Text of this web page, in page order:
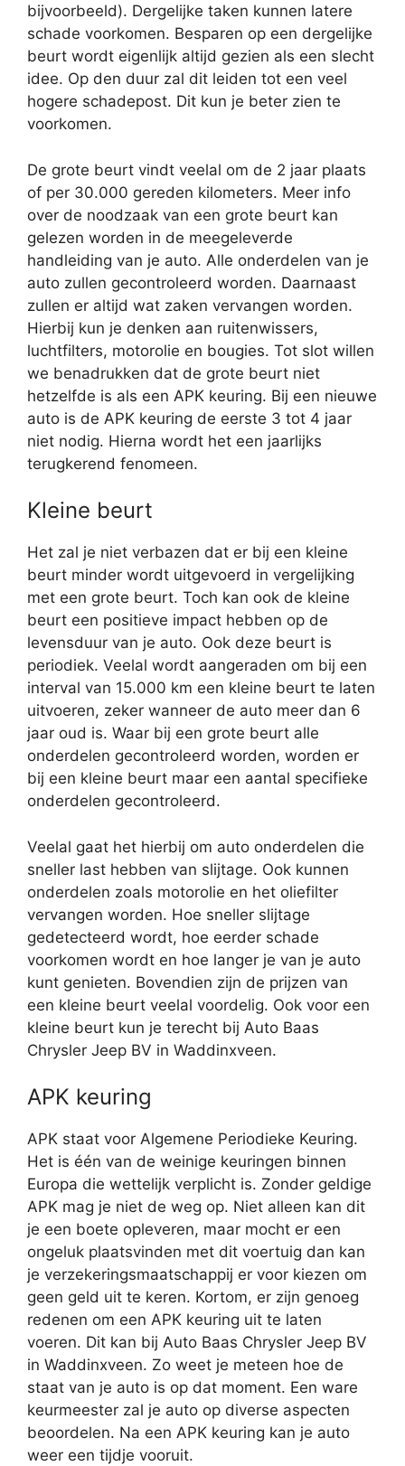
bijvoorbeeld). Dergelijke taken kunnen latere
schade voorkomen. Besparen op een dergelijke
beurt wordt eigenlijk altijd gezien als een slecht
idee. Op den duur zal dit leiden tot een veel
hogere schadepost. Dit kun je beter zien te
voorkomen.
De grote beurt vindt veelal om de 2 jaar plaats
of per 30.000 gereden kilometers. Meer info
over de noodzaak van een grote beurt kan
gelezen worden in de meegeleverde
handleiding van je auto. Alle onderdelen van je
auto zullen gecontroleerd worden. Daarnaast
zullen er altijd wat zaken vervangen worden.
Hierbij kun je denken aan ruitenwissers,
luchtfilters, motorolie en bougies. Tot slot willen
we benadrukken dat de grote beurt niet
hetzelfde is als een APK keuring. Bij een nieuwe
auto is de APK keuring de eerste 3 tot 4 jaar
niet nodig. Hierna wordt het een jaarlijks
terugkerend fenomeen.
Kleine beurt
Het zal je niet verbazen dat er bij een kleine
beurt minder wordt uitgevoerd in vergelijking
met een grote beurt. Toch kan ook de kleine
beurt een positieve impact hebben op de
levensduur van je auto. Ook deze beurt is
periodiek. Veelal wordt aangeraden om bij een
interval van 15.000 km een kleine beurt te laten
uitvoeren, zeker wanneer de auto meer dan 6
jaar oud is. Waar bij een grote beurt alle
onderdelen gecontroleerd worden, worden er
bij een kleine beurt maar een aantal specifieke
onderdelen gecontroleerd.
Veelal gaat het hierbij om auto onderdelen die
sneller last hebben van slijtage. Ook kunnen
onderdelen zoals motorolie en het oliefilter
vervangen worden. Hoe sneller slijtage
gedetecteerd wordt, hoe eerder schade
voorkomen wordt en hoe langer je van je auto
kunt genieten. Bovendien zijn de prijzen van
een kleine beurt veelal voordelig. Ook voor een
kleine beurt kun je terecht bij Auto Baas
Chrysler Jeep BV in Waddinxveen.
APK keuring
APK staat voor Algemene Periodieke Keuring.
Het is één van de weinige keuringen binnen
Europa die wettelijk verplicht is. Zonder geldige
APK mag je niet de weg op. Niet alleen kan dit
je een boete opleveren, maar mocht er een
ongeluk plaatsvinden met dit voertuig dan kan
je verzekeringsmaatschappij er voor kiezen om
geen geld uit te keren. Kortom, er zijn genoeg
redenen om een APK keuring uit te laten
voeren. Dit kan bij Auto Baas Chrysler Jeep BV
in Waddinxveen. Zo weet je meteen hoe de
staat van je auto is op dat moment. Een ware
keurmeester zal je auto op diverse aspecten
beoordelen. Na een APK keuring kan je auto
weer een tijdje vooruit.